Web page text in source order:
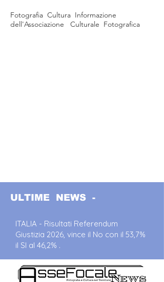
Fotografia Cultura Informazione
dell'Associazione Culturale Fotografica
ULTIME NEWS -
ITALIA - Risultati Referendum
Giustizia 2026, vince il No con il 53,7%
il SI al 46,2% .